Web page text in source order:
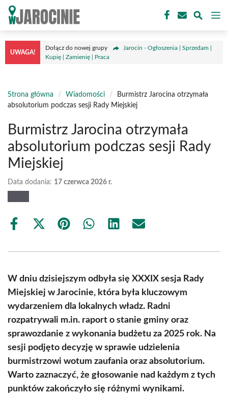
Przejdź
treści
UWAGA!
Dołącz do nowej grupy
Jarocin - Ogłoszenia | Sprzedam |
Kupię | Zamienię | Praca
Strona główna / Wiadomości /
Burmistrz Jarocina otrzymała
absolutorium podczas sesji Rady Miejskiej
Burmistrz Jarocina otrzymała
absolutorium podczas sesji Rady
Miejskiej
Data dodania: 17 czerwca 2026 r.
Share
Share
(Twitter)
Share Share Share Share
W dniu dzisiejszym odbyła się XXXIX sesja Rady
Miejskiej w Jarocinie, która była kluczowym
wydarzeniem dla lokalnych władz. Radni
rozpatrywali m.in. raport o stanie gminy oraz
sprawozdanie z wykonania budżetu za 2025 rok. Na
sesji podjęto decyzję w sprawie udzielenia
burmistrzowi wotum zaufania oraz absolutorium.
Warto zaznaczyć, że głosowanie nad każdym z tych
punktów zakończyło się różnymi wynikami.